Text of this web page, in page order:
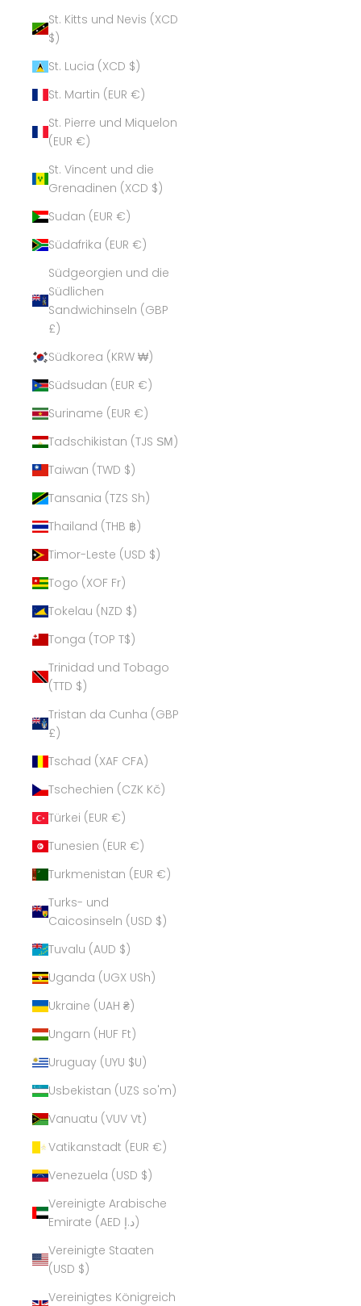
St. Kitts und Nevis (XCD
$)
St. Lucia (XCD $)
St. Martin (EUR €)
St. Pierre und Miquelon
(EUR €)
St. Vincent und die
Grenadinen (XCD $)
Sudan (EUR €)
Südafrika (EUR €)
Südgeorgien und die
Südlichen
Sandwichinseln (GBP
£)
Südkorea (KRW ₩)
Südsudan (EUR €)
Suriname (EUR €)
Tadschikistan (TJS ЅМ)
Taiwan (TWD $)
Tansania (TZS Sh)
Thailand (THB ฿)
Timor-Leste (USD $)
Togo (XOF Fr)
Tokelau (NZD $)
Tonga (TOP T$)
Trinidad und Tobago
(TTD $)
Tristan da Cunha (GBP
£)
Tschad (XAF CFA)
Tschechien (CZK Kč)
Türkei (EUR €)
Tunesien (EUR €)
Turkmenistan (EUR €)
Turks- und
Caicosinseln (USD $)
Tuvalu (AUD $)
Uganda (UGX USh)
Ukraine (UAH ₴)
Ungarn (HUF Ft)
Uruguay (UYU $U)
Usbekistan (UZS so'm)
Vanuatu (VUV Vt)
Vatikanstadt (EUR €)
Venezuela (USD $)
Vereinigte Arabische
Emirate (AED د.إ)
Vereinigte Staaten
(USD $)
Vereinigtes Königreich